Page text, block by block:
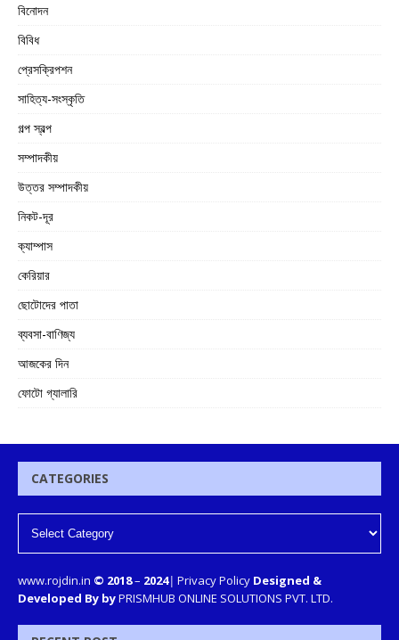
বিনোদন
বিবিধ
প্রেসক্রিপশন
সাহিত্য-সংস্কৃতি
গল্প স্বল্প
সম্পাদকীয়
উত্তর সম্পাদকীয়
নিকট-দূর
ক্যাম্পাস
কেরিয়ার
ছোটোদের পাতা
ব্যবসা-বাণিজ্য
আজকের দিন
ফোটো গ্যালারি
CATEGORIES
www.rojdin.in © 2018– 2024| Privacy Policy Designed &
Developed By byPRISMHUB ONLINE SOLUTIONS PVT. LTD.